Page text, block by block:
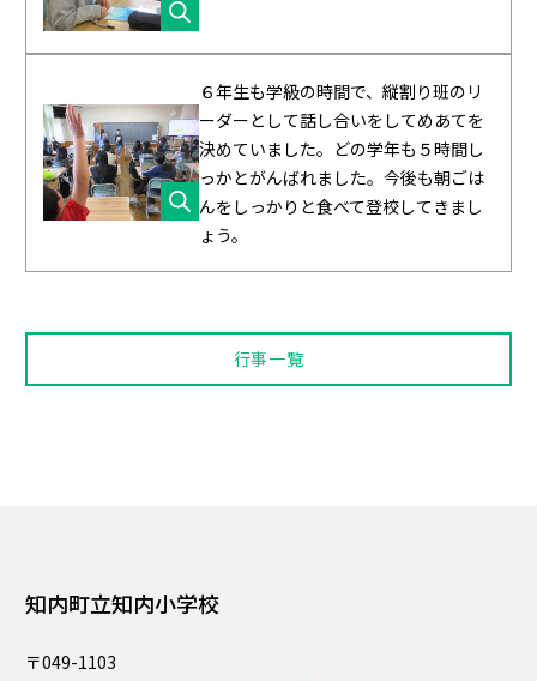
６年生も学級の時間で、縦割り班のリ
ーダーとして話し合いをしてめあてを
決めていました。どの学年も５時間し
っかとがんばれました。今後も朝ごは
んをしっかりと食べて登校してきまし
ょう。
行事一覧
知内町立知内小学校
〒049-1103